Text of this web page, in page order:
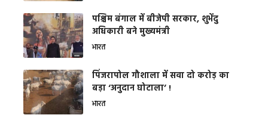
पश्चिम बंगाल में बीजेपी सरकार, शुभेंदु
अधिकारी बने मुख्यमंत्री
भारत
​पिंजरापोल गौशाला में सवा दो करोड़ का
बड़ा ‘अनुदान घोटाला’ !
भारत